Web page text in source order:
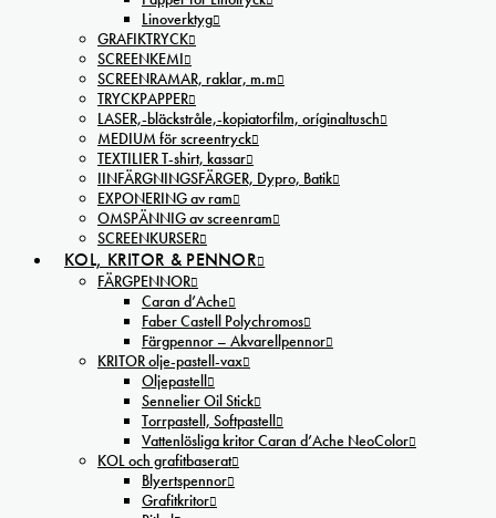
Linoverktyg
GRAFIKTRYCK
SCREENKEMI
SCREENRAMAR, raklar, m.m
TRYCKPAPPER
LASER,-bläckstråle,-kopiatorfilm, oríginaltusch
MEDIUM för screentryck
TEXTILIER T-shirt, kassar
IINFÄRGNINGSFÄRGER, Dypro, Batik
EXPONERING av ram
OMSPÄNNIG av screenram
SCREENKURSER
KOL, KRITOR & PENNOR
FÄRGPENNOR
Caran d’Ache
Faber Castell Polychromos
Färgpennor – Akvarellpennor
KRITOR olje-pastell-vax
Oljepastell
Sennelier Oil Stick
Torrpastell, Softpastell
Vattenlösliga kritor Caran d’Ache NeoColor
KOL och grafitbaserat
Blyertspennor
Grafitkritor